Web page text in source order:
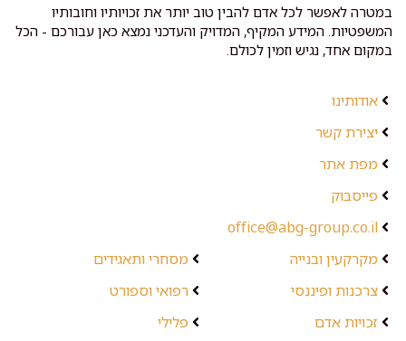
במטרה לאפשר לכל אדם להבין טוב יותר את זכויותיו וחובותיו
המשפטיות. המידע המקיף, המדויק והעדכני נמצא כאן עבורכם - הכל
במקום אחד, נגיש וזמין לכולם.
אודותינו
יצירת קשר
מפת אתר
פייסבוק
office@abg-group.co.il
מקרקעין ובנייה
צרכנות ופיננסי
זכויות אדם
מסחרי ותאגידים
רפואי וספורט
פלילי